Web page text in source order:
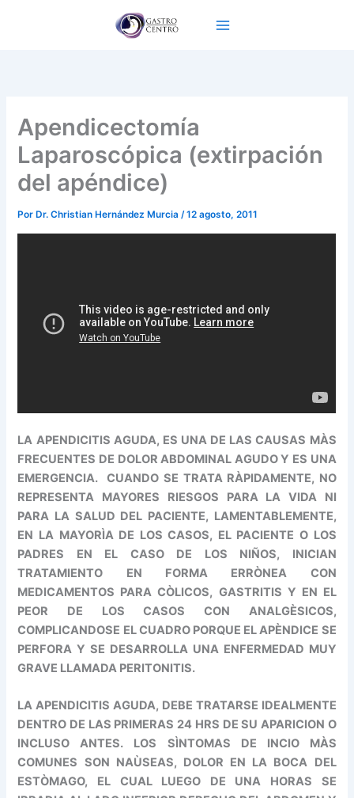
Apendicectomía
Laparoscópica (extirpación
del apéndice)
Por Dr. Christian Hernández Murcia/12 agosto, 2011
LA APENDICITIS AGUDA, ES UNA DE LAS CAUSAS MÀS
FRECUENTES DE DOLOR ABDOMINAL AGUDO Y ES UNA
EMERGENCIA. CUANDO SE TRATA RÀPIDAMENTE, NO
REPRESENTA MAYORES RIESGOS PARA LA VIDA NI
PARA LA SALUD DEL PACIENTE, LAMENTABLEMENTE,
EN LA MAYORÌA DE LOS CASOS, EL PACIENTE O LOS
PADRES EN EL CASO DE LOS NIÑOS, INICIAN
TRATAMIENTO EN FORMA ERRÒNEA CON
MEDICAMENTOS PARA CÒLICOS, GASTRITIS Y EN EL
PEOR DE LOS CASOS CON ANALGÈSICOS,
COMPLICANDOSE EL CUADRO PORQUE EL APÈNDICE SE
PERFORA Y SE DESARROLLA UNA ENFERMEDAD MUY
GRAVE LLAMADA PERITONITIS.
LA APENDICITIS AGUDA, DEBE TRATARSE IDEALMENTE
DENTRO DE LAS PRIMERAS 24 HRS DE SU APARICION O
INCLUSO ANTES. LOS SÌNTOMAS DE INCIO MÀS
COMUNES SON NAÙSEAS, DOLOR EN LA BOCA DEL
ESTÒMAGO, EL CUAL LUEGO DE UNA HORAS SE